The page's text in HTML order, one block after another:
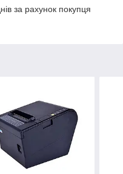
за рахунок покупця